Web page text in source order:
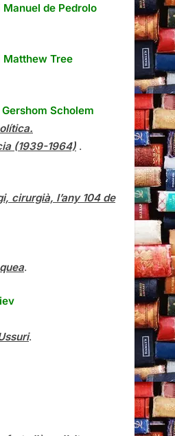
Manuel de Pedrolo
Matthew Tree
Gershom Scholem
(1939-1964) .
cirurgià, l’any 104 de
.
.